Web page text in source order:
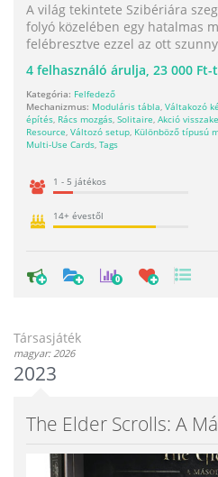
A világ tekintete Szibériára
folyó közelében egy hatalmas
felébresztve ezzel az ott
4 felhasználó árulja, 23 000 Ft-
Kategória: Felfedező
Mechanizmus: Moduláris tábla, Váltakozó
építés, Rács mozgás, Solitaire, Akció
Resource, Változó setup, Különböző típusú
Multi-Use Cards, Tags
1 - 5 játékos
14+ évestől
0
Társasjáték
magyar: 2026
2023
The Elder Scrolls: A